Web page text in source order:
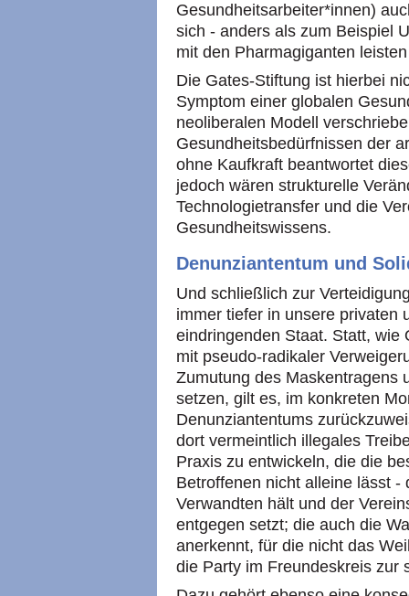
Gesundheitsarbeiter*innen)
sich - anders als zum Beispiel
mit den Pharmagiganten
Die Gates-Stiftung ist hierbei
Symptom einer globalen
neoliberalen Modell
Gesundheitsbedürfnissen der
ohne Kaufkraft beantwortet
jedoch wären strukturelle
Technologietransfer und die
Gesundheitswissens.
Denunziantentum und
Und schließlich zur
immer tiefer in unsere privaten
eindringenden Staat. Statt, wie
mit pseudo-radikaler
Zumutung des Maskentragens
setzen, gilt es, im konkreten
Denunziantentums
dort vermeintlich illegales
Praxis zu entwickeln, die die
Betroffenen nicht alleine lässt
Verwandten hält und der
entgegen setzt; die auch die
anerkennt, für die nicht das
die Party im Freundeskreis zur